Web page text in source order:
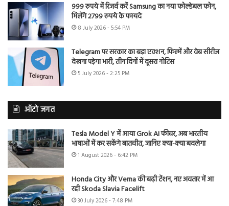
999 रुपये में रिजर्व करें Samsung का नया फोल्डेबल फोन,
मिलेंगे 2799 रुपये के फायदे
8 July 2026 - 5:54 PM
Telegram पर सरकार का बड़ा एक्शन, फिल्में और वेब सीरीज
देखना पड़ेगा भारी, तीन दिनों में दूसरा नोटिस
5 July 2026 - 2:25 PM
ऑटो जगत
Tesla Model Y में आया Grok AI फीचर, अब भारतीय
भाषाओं में कर सकेंगे बातचीत, जानिए क्या-क्या बदलेगा
1 August 2026 - 6:42 PM
Honda City और Verna की बढ़ी टेंशन, नए अवतार में आ
रही Skoda Slavia Facelift
30 July 2026 - 7:48 PM